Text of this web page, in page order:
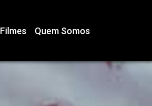
Filmes Quem Somos